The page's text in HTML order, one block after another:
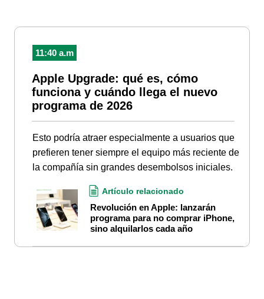
11:40 a.m
Apple Upgrade: qué es, cómo
funciona y cuándo llega el nuevo
programa de 2026
Esto podría atraer especialmente a usuarios que
prefieren tener siempre el equipo más reciente de
la compañía sin grandes desembolsos iniciales.
Artículo relacionado
Revolución en Apple: lanzarán
programa para no comprar iPhone,
sino alquilarlos cada año